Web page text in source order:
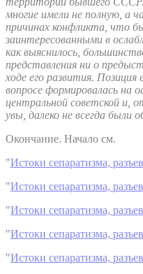
многие имели не полную, а
причинах конфликта, что
заинтересованными в
как выяснилось,
представления ни о
ходе его развития. Позиция
вопросе формировалась на
центральной советской и,
увы, далеко не всегда были
Окончание. Начало см.
"Истоки сепаратизма,
"Истоки сепаратизма,
"Истоки сепаратизма,
"Истоки сепаратизма,
"Истоки сепаратизма,